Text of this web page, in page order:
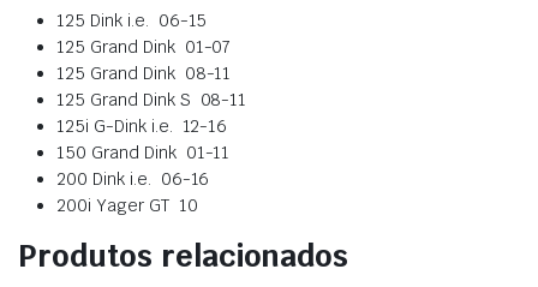
125 Dink i.e. 06-15
125 Grand Dink 01-07
125 Grand Dink 08-11
125 Grand Dink S 08-11
125i G-Dink i.e. 12-16
150 Grand Dink 01-11
200 Dink i.e. 06-16
200i Yager GT 10
Produtos relacionados